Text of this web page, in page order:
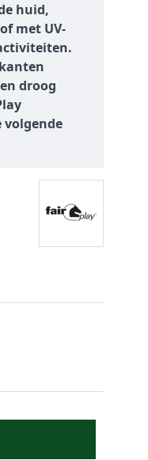
huid,
met UV-
droog
volgende